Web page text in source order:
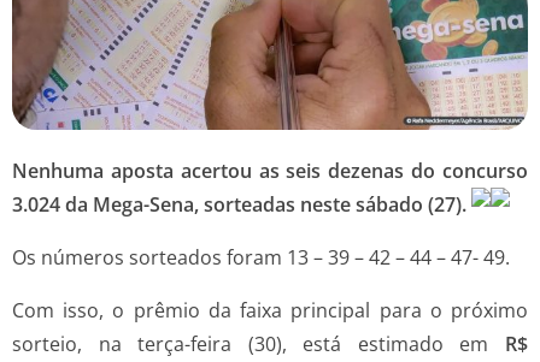
Nenhuma aposta acertou as seis dezenas do concurso
3.024 da Mega-Sena, sorteadas neste sábado (27).
Os números sorteados foram 13 – 39 – 42 – 44 – 47- 49.
Com isso, o prêmio da faixa principal para o próximo
sorteio, na terça-feira (30), está estimado em R$